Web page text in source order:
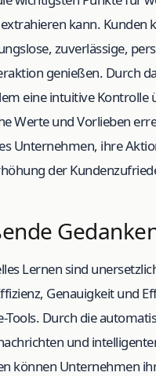
kann. Kunden
zuverlässige,
genießen. Durch
eine intuitive Kontrolle
Werte und Vorlieben
Unternehmen, ihre
der
Lernen sind
Genauigkeit und
Tools. Durch die
und
können Unternehmen